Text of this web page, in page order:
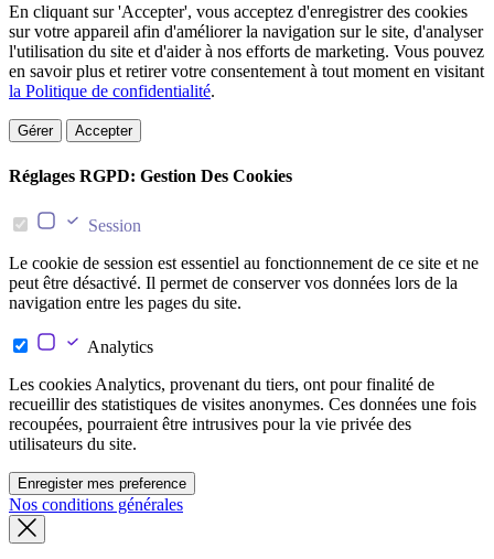
En cliquant sur 'Accepter', vous acceptez d'enregistrer des cookies
sur votre appareil afin d'améliorer la navigation sur le site, d'analyser
l'utilisation du site et d'aider à nos efforts de marketing. Vous pouvez
en savoir plus et retirer votre consentement à tout moment en visitant
la Politique de confidentialité.
Gérer Accepter
Réglages RGPD: Gestion Des Cookies
Session
Le cookie de session est essentiel au fonctionnement de ce site et ne
peut être désactivé. Il permet de conserver vos données lors de la
navigation entre les pages du site.
Analytics
Les cookies Analytics, provenant du tiers, ont pour finalité de
recueillir des statistiques de visites anonymes. Ces données une fois
recoupées, pourraient être intrusives pour la vie privée des
utilisateurs du site.
Enregister mes preference
Nos conditions générales